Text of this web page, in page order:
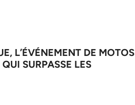
L’ÉVÉNEMENT DE MOTOS
QUI SURPASSE LES